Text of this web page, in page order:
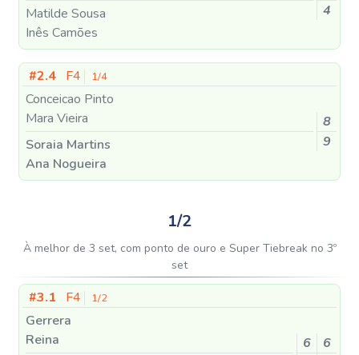
Matilde Sousa
Inês Camões
4
#2.4 F4 1/4
Conceicao Pinto
Mara Vieira
Soraia Martins
Ana Nogueira
8
9
1/2
À melhor de 3 set, com ponto de ouro e Super Tiebreak no 3º
set
#3.1 F4 1/2
Gerrera
Reina
6
6